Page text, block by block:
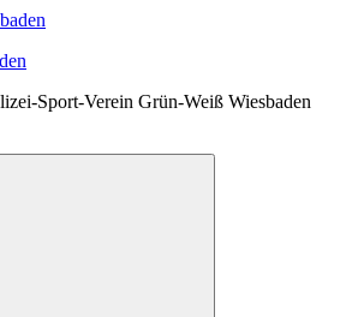
Sport-Verein Grün-Weiß Wiesbaden